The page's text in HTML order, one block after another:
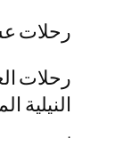
رحلات
رحلات
النيلية
.